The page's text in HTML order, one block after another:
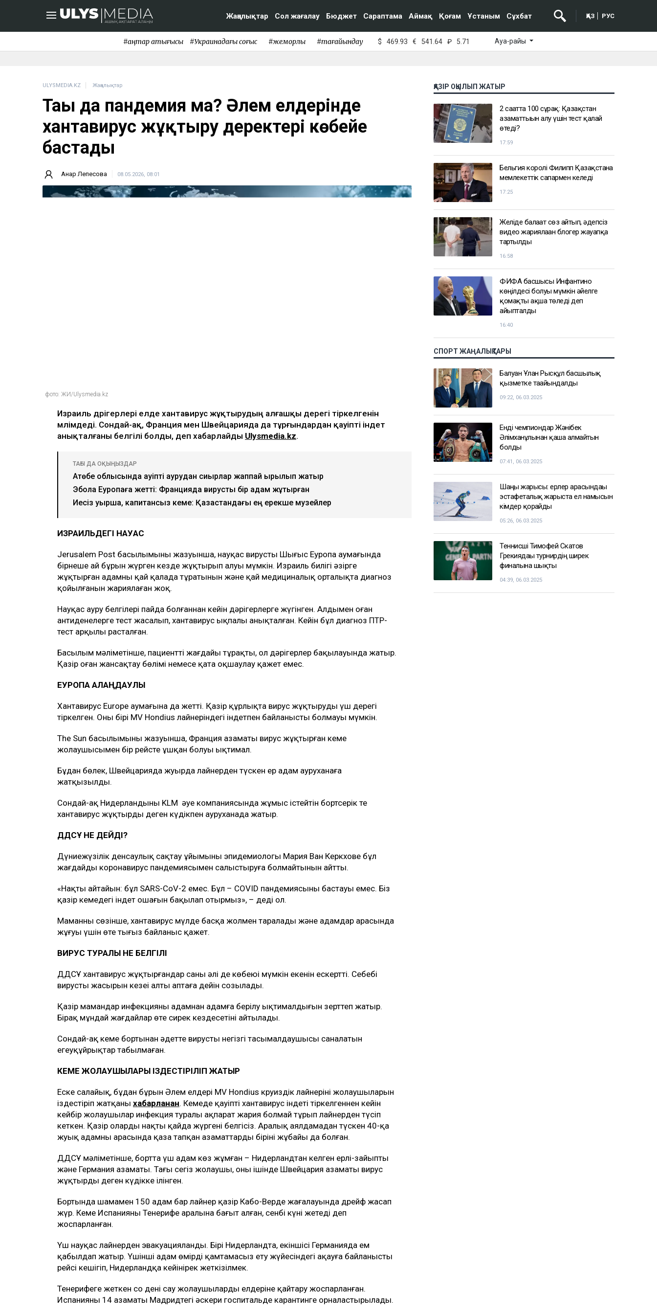
Жаңалықтар Сол жағалау Бюджет Сараптама Аймақ Қоғам Ұстаным Сұхбат ҚАЗ РУС
#қаңтар қақтығысы #Украинадағы соғыс #жемқорлық #тағайындау $ 469.93 € 541.64 ₽ 5.71 Ауа-райы
ULYSMEDIA.KZ Жаңалықтар
Тағы да пандемия ма? Әлем елдерінде
хантавирус жұқтыру деректері көбейе
бастады
Анар Лепесова 08.05.2026, 08:01
фото: ЖИ/Ulysmedia.kz
Израиль дәрігерлері елде хантавирус жұқтырудың алғашқы дерегі тіркелгенін
мәлімдеді. Сондай-ақ, Франция мен Швейцарияда да тұрғындардан қауіпті індет
анықталғаны белгілі болды, деп хабарлайды Ulysmedia.kz.
ТАҒЫ ДА ОҚЫҢЫЗДАР
Ақтөбе облысында қауіпті аурудан сиырлар жаппай қырылып жатыр
Эбола Еуропаға жетті: Францияда вирусты бір адам жұқтырған
Иесіз қуыршақ, капитансыз кеме: Қазақстандағы ең ерекше музейлер
ИЗРАИЛЬДЕГІ НАУҚАС
Jerusalem Post басылымының жазуынша, науқас вирусты Шығыс Еуропа аумағында
бірнеше ай бұрын жүрген кезде жұқтырып алуы мүмкін. Израиль билігі әзірге
жұқтырған адамның қай қалада тұратынын және қай медициналық орталықта диагноз
қойылғанын жариялаған жоқ.
Науқас ауру белгілері пайда болғаннан кейін дәрігерлерге жүгінген. Алдымен оған
антиденелерге тест жасалып, хантавирус ықпалы анықталған. Кейін бұл диагноз ПТР-
тест арқылы расталған.
Басылым мәліметінше, пациенттің жағдайы тұрақты, ол дәрігерлер бақылауында жатыр.
Қазір оған жансақтау бөлімі немесе қатаң оқшаулау қажет емес.
ЕУРОПА АЛАҢДАУЛЫ
Хантавирус Europe аумағына да жетті. Қазір құрлықта вирус жұқтырудың үш дерегі
тіркелген. Оның бірі MV Hondius лайнеріндегі індетпен байланысты болмауы мүмкін.
The Sun басылымының жазуынша, Франция азаматы вирус жұқтырған кеме
жолаушысымен бір рейсте ұшқан болуы ықтимал.
Бұдан бөлек, Швейцарияда жуырда лайнерден түскен ер адам ауруханаға
жатқызылды.
Сондай-ақ Нидерландының KLM әуе компаниясында жұмыс істейтін бортсерік те
хантавирус жұқтырды деген күдікпен ауруханада жатыр.
ДДСҰ НЕ ДЕЙДІ?
Дүниежүзілік денсаулық сақтау ұйымының эпидемиологы Мария Ван Керкхове бұл
жағдайды коронавирус пандемиясымен салыстыруға болмайтынын айтты.
«Нақты айтайын: бұл SARS-CoV-2 емес. Бұл – COVID пандемиясының бастауы емес. Біз
қазір кемедегі індет ошағын бақылап отырмыз», – деді ол.
Маманның сөзінше, хантавирус мүлде басқа жолмен таралады және адамдар арасында
жұғуы үшін өте тығыз байланыс қажет.
ВИРУС ТУРАЛЫ НЕ БЕЛГІЛІ
ДДСҰ хантавирус жұқтырғандар саны әлі де көбеюі мүмкін екенін ескертті. Себебі
вирустың жасырын кезеңі алты аптаға дейін созылады.
Қазір мамандар инфекцияның адамнан адамға берілу ықтималдығын зерттеп жатыр.
Бірақ мұндай жағдайлар өте сирек кездесетіні айтылады.
Сондай-ақ кеме бортынан әдетте вирустың негізгі тасымалдаушысы саналатын
егеуқұйрықтар табылмаған.
КЕМЕ ЖОЛАУШЫЛАРЫ ІЗДЕСТІРІЛІП ЖАТЫР
Еске салайық, бұдан бұрын Әлем елдері MV Hondius круиздік лайнерінің жолаушыларын
іздестіріп жатқаны хабарланған. Кемеде қауіпті хантавирус індеті тіркелгеннен кейін
кейбір жолаушылар инфекция туралы ақпарат жария болмай тұрып лайнерден түсіп
кеткен. Қазір олардың нақты қайда жүргені белгісіз. Аралық аялдамадан түскен 40-қа
жуық адамның арасында қаза тапқан азаматтардың бірінің жұбайы да болған.
ДДСҰ мәліметінше, бортта үш адам көз жұмған – Нидерландтан келген ерлі-зайыпты
және Германия азаматы. Тағы сегіз жолаушы, оның ішінде Швейцария азаматы вирус
жұқтырды деген күдікке ілінген.
Бортында шамамен 150 адам бар лайнер қазір Кабо-Верде жағалауында дрейф жасап
жүр. Кеме Испанияның Тенерифе аралына бағыт алған, сенбі күні жетеді деп
жоспарланған.
Үш науқас лайнерден эвакуацияланды. Бірі Нидерландта, екіншісі Германияда ем
қабылдап жатыр. Үшінші адам өмірді қамтамасыз ету жүйесіндегі ақауға байланысты
рейсі кешігіп, Нидерландқа кейінірек жеткізілмек.
Тенерифеге жеткен соң дені сау жолаушыларды елдеріне қайтару жоспарланған.
Испанияның 14 азаматы Мадридтегі әскери госпитальде карантинге орналастырылады.
ҚАЗІР ОҚЫЛЫП ЖАТЫР
2 сағатта 100 сұрақ: Қазақстан
азаматтығын алу үшін тест қалай
өтеді?
17:59
Бельгия королі Филипп Қазақстанға
мемлекеттік сапармен келеді
17:25
Желіде балағат сөз айтып, әдепсіз
видео жариялаған блогер жауапқа
тартылды
16:58
ФИФА басшысы Инфантино
көңілдесі болуы мүмкін әйелге
қомақты ақша төледі деп
айыпталды
16:40
СПОРТ ЖАҢАЛЫҚТАРЫ
Балуан Ұлан Рысқұл басшылық
қызметке тағайындалды
09:22, 06.03.2025
Енді чемпиондар Жәнібек
Әлімханұлынан қаша алмайтын
болды
07:41, 06.03.2025
Шаңғы жарысы: ерлер арасындағы
эстафеталық жарыста ел намысын
кімдер қорғайды
05:26, 06.03.2025
Теннисші Тимофей Скатов
Грекиядағы турнирдің ширек
финалына шықты
04:39, 06.03.2025